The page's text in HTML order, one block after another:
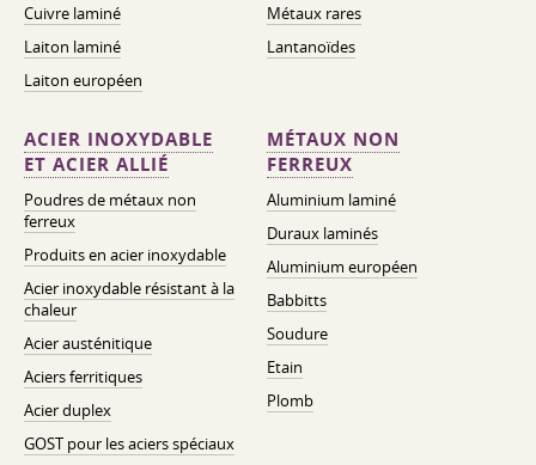
Cuivre laminé
Laiton laminé
Laiton européen
Métaux rares
Lantanoïdes
ACIER INOXYDABLE
ET ACIER ALLIÉ
Poudres de métaux non
ferreux
Produits en acier inoxydable
Acier inoxydable résistant à la
chaleur
Acier austénitique
Aciers ferritiques
Acier duplex
GOST pour les aciers spéciaux
MÉTAUX NON
FERREUX
Aluminium laminé
Duraux laminés
Aluminium européen
Babbitts
Soudure
Etain
Plomb